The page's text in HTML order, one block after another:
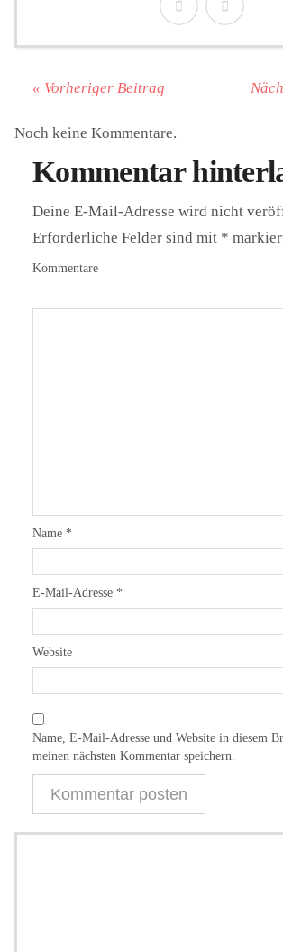
« Vorheriger Beitrag
Noch keine Kommentare.
Kommentar
Deine E-Mail-Adresse wird nicht
Erforderliche Felder sind mit *
Kommentare
Name *
E-Mail-Adresse *
Website
Name, E-Mail-Adresse und Website in diesem
meinen nächsten Kommentar speichern.